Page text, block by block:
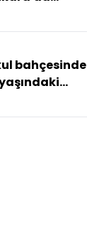
bir araya
bahçesinde
bulundu